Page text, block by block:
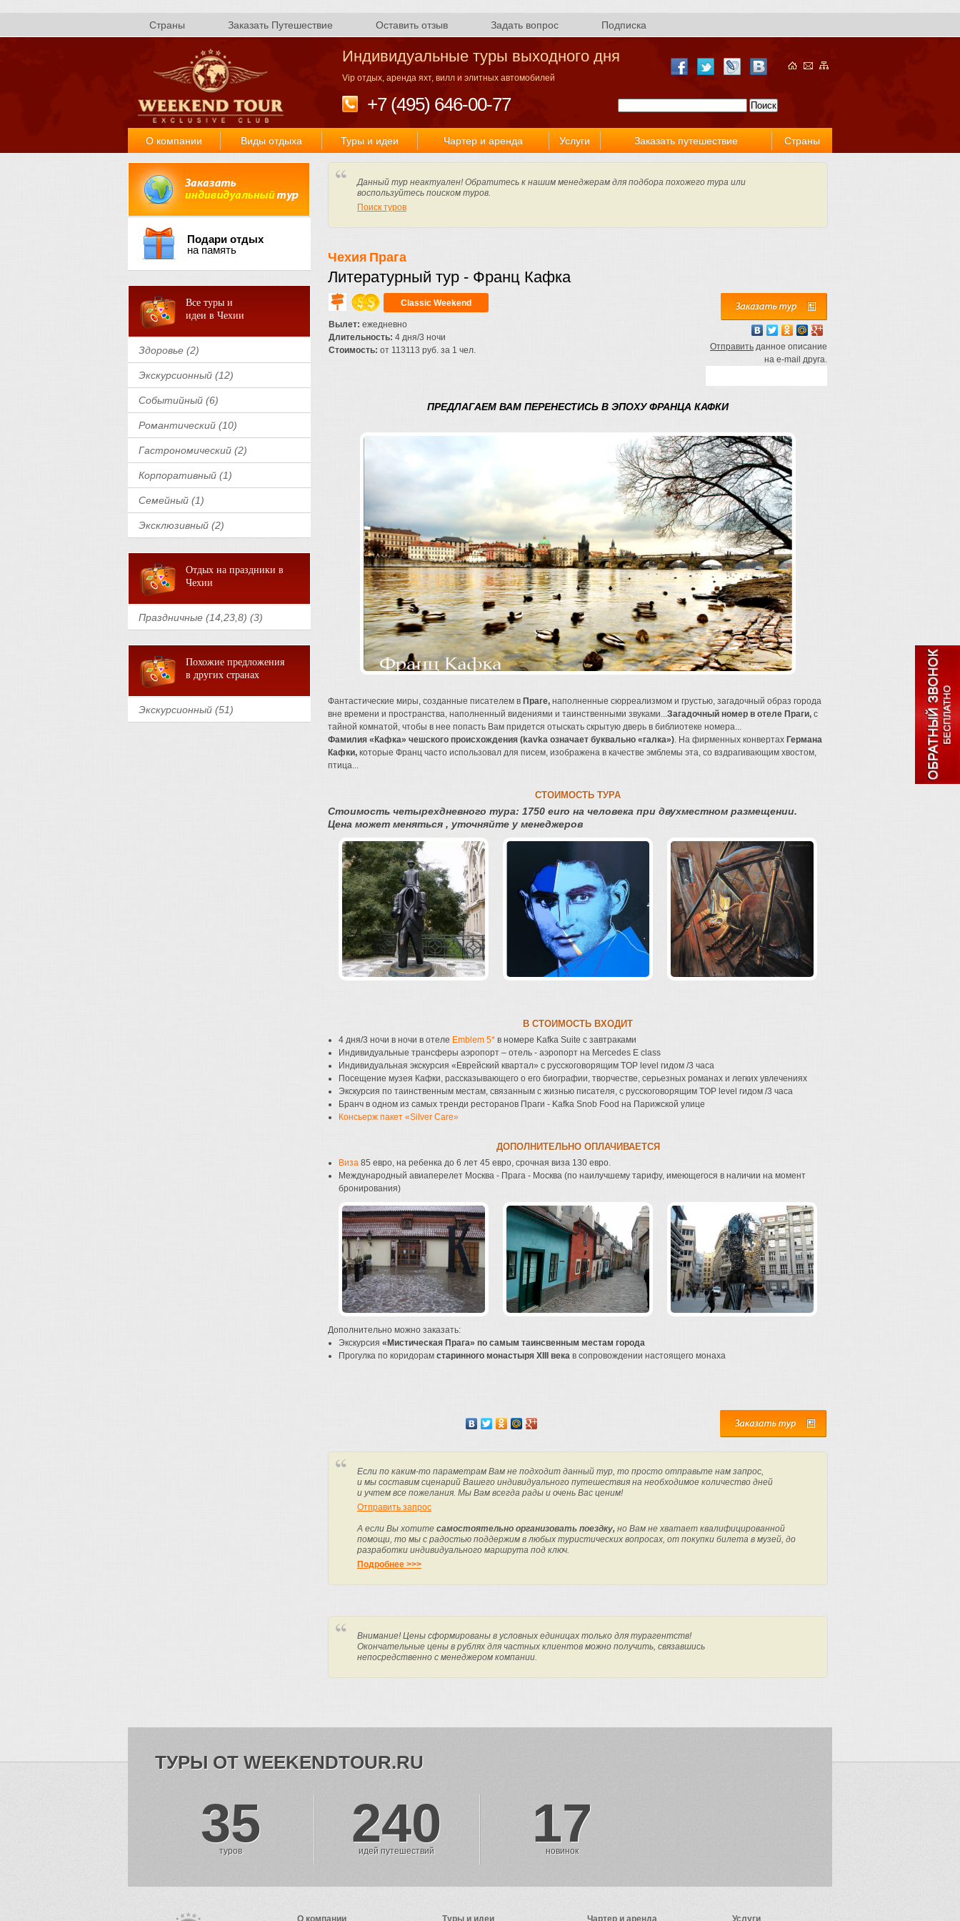
Страны Заказать Путешествие Оставить отзыв Задать вопрос Подписка
Индивидуальные туры выходного дня
Vip отдых, аренда яхт, вилл и элитных автомобилей
+7 (495) 646-00-77
О компании Виды отдыха Туры и идеи Чартер и аренда Услуги Заказать путешествие Страны
Подари отдых
на память
Все туры и
идеи в Чехии
Здоровье (2)
Экскурсионный (12)
Событийный (6)
Романтический (10)
Гастрономический (2)
Корпоративный (1)
Семейный (1)
Эксклюзивный (2)
Отдых на праздники в
Чехии
Праздничные (14,23,8) (3)
Похожие предложения
в других странах
Экскурсионный (51)
Данный тур неактуален! Обратитесь к нашим менеджерам для подбора похожего тура или
воспользуйтесь поиском туров.
Поиск туров
Чехия Прага
Литературный тур - Франц Кафка
Classic Weekend
Вылет: ежедневно
Длительность: 4 дня/3 ночи
Стоимость: от 113113 руб. за 1 чел. Отправить данное описание
на e-mail друга.
ПРЕДЛАГАЕМ ВАМ ПЕРЕНЕСТИСЬ В ЭПОХУ ФРАНЦА КАФКИ
Фантастические миры, созданные писателем в Праге, наполненные сюрреализмом и грустью, загадочный образ города
вне времени и пространства, наполненный видениями и таинственными звуками...Загадочный номер в отеле Праги, с
тайной комнатой, чтобы в нее попасть Вам придется отыскать скрытую дверь в библиотеке номера...
Фамилия «Кафка» чешского происхождения (kavka означает буквально «галка»). На фирменных конвертах Германа
Кафки, которые Франц часто использовал для писем, изображена в качестве эмблемы эта, со вздрагивающим хвостом,
птица...
СТОИМОСТЬ ТУРА
Стоимость четырехдневного тура: 1750 euro на человека при двухместном размещении.
Цена может меняться , уточняйте у менеджеров
В СТОИМОСТЬ ВХОДИТ
4 дня/3 ночи в ночи в отеле Emblem 5* в номере Kafka Suite с завтраками
Индивидуальные трансферы аэропорт – отель - аэропорт на Mercedes E class
Индивидуальная экскурсия «Еврейский квартал» с русскоговорящим TOP level гидом /3 часа
Посещение музея Кафки, рассказывающего о его биографии, творчестве, серьезных романах и легких увлечениях
Экскурсия по таинственным местам, связанным с жизнью писателя, с русскоговорящим TOP level гидом /3 часа
Бранч в одном из самых тренди ресторанов Праги - Kafka Snob Food на Парижской улице
Консьерж пакет «Silver Care»
ДОПОЛНИТЕЛЬНО ОПЛАЧИВАЕТСЯ
Виза 85 евро, на ребенка до 6 лет 45 евро, срочная виза 130 евро.
Международный авиаперелет Москва - Прага - Москва (по наилучшему тарифу, имеющегося в наличии на момент
бронирования)
Дополнительно можно заказать:
Экскурсия «Мистическая Прага» по самым таинсвенным местам города
Прогулка по коридорам старинного монастыря XIII века в сопровождении настоящего монаха
Если по каким-то параметрам Вам не подходит данный тур, то просто отправьте нам запрос,
и мы составим сценарий Вашего индивидуального путешествия на необходимое количество дней
и учтем все пожелания. Мы Вам всегда рады и очень Вас ценим!
Отправить запрос
А если Вы хотите самостоятельно организовать поездку, но Вам не хватает квалифицированной
помощи, то мы с радостью поддержим в любых туристических вопросах, от покупки билета в музей, до
разработки индивидуального маршрута под ключ.
Подробнее >>>
Внимание! Цены сформированы в условных единицах только для турагентств!
Окончательные цены в рублях для частных клиентов можно получить, связавшись
непосредственно с менеджером компании.
ТУРЫ ОТ WEEKENDTOUR.RU
35
туров 240
идей путешествий 17
новинок
О компании Туры и идеи Чартер и аренда Услуги